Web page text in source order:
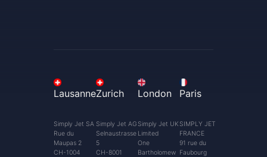
Lausanne
Simply Jet SA
Rue du
Maupas 2
CH-1004
Zurich
Simply Jet AG
Selnaustrasse
5
CH-8001
London
Simply Jet UK
Limited
One
Bartholomew
Paris
SIMPLY JET
FRANCE
91 rue du
Faubourg